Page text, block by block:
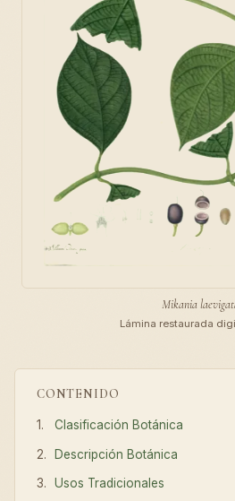
CONTENIDO
Clasificación Botánica
Descripción Botánica
Usos Tradicionales
Mikania
Lámina restaurada